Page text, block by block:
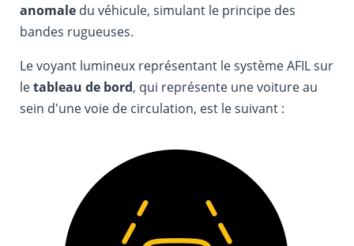
anomaledu véhicule, simulant le principe des
bandes rugueuses.
Le voyant lumineux représentant le système AFIL sur
letableau de bord, qui représente une voiture au
sein d'une voie de circulation, est le suivant :